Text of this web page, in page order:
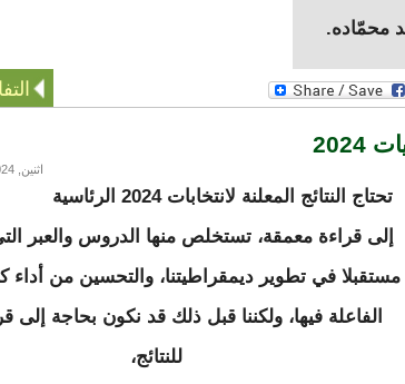
محمّاده.
اثنين, 2024-07-01 09:00
تحتاج النتائج المعلنة لانتخابات 2024 الرئاسية
إلى قراءة معمقة، تستخلص منها الدروس والعبر
مستقبلا في تطوير ديمقراطيتنا، والتحسين من
الفاعلة فيها، ولكننا قبل ذلك قد نكون بحاجة إلى
للنتائج،